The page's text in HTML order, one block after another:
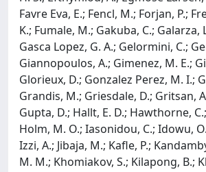
Favre Eva, E.; Fencl, M.; Forjan, P.;
K.; Fumale, M.; Gakuba, C.; Galarza,
Gasca Lopez, G. A.; Gelormini, C.;
Giannopoulos, A.; Gimenez, M. E.;
Glorieux, D.; Gonzalez Perez, M. I.;
Grandis, M.; Griesdale, D.; Gritsan,
Gupta, D.; Hallt, E. D.; Hawthorne,
Holm, M. O.; Iasonidou, C.; Idowu,
Izzi, A.; Jibaja, M.; Kafle, P.;
M. M.; Khomiakov, S.; Kilapong, B.;